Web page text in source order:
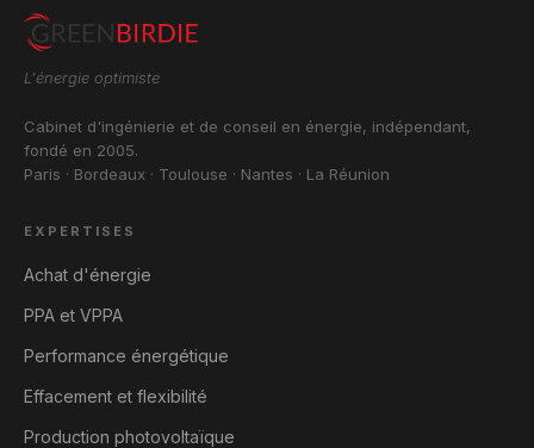
L'énergie optimiste
Cabinet d'ingénierie et de conseil en énergie, indépendant,
fondé en 2005.
Paris · Bordeaux · Toulouse · Nantes · La Réunion
EXPERTISES
Achat d'énergie
PPA et VPPA
Performance énergétique
Effacement et flexibilité
Production photovoltaïque